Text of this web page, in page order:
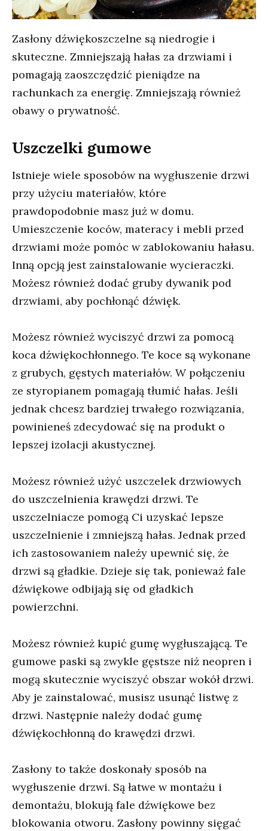
Zasłony dźwiękoszczelne są niedrogie i
skuteczne. Zmniejszają hałas za drzwiami i
pomagają zaoszczędzić pieniądze na
rachunkach za energię. Zmniejszają również
obawy o prywatność.
Uszczelki gumowe
Istnieje wiele sposobów na wygłuszenie drzwi
przy użyciu materiałów, które
prawdopodobnie masz już w domu.
Umieszczenie koców, materacy i mebli przed
drzwiami może pomóc w zablokowaniu hałasu.
Inną opcją jest zainstalowanie wycieraczki.
Możesz również dodać gruby dywanik pod
drzwiami, aby pochłonąć dźwięk.
Możesz również wyciszyć drzwi za pomocą
koca dźwiękochłonnego. Te koce są wykonane
z grubych, gęstych materiałów. W połączeniu
ze styropianem pomagają tłumić hałas. Jeśli
jednak chcesz bardziej trwałego rozwiązania,
powinieneś zdecydować się na produkt o
lepszej izolacji akustycznej.
Możesz również użyć uszczelek drzwiowych
do uszczelnienia krawędzi drzwi. Te
uszczelniacze pomogą Ci uzyskać lepsze
uszczelnienie i zmniejszą hałas. Jednak przed
ich zastosowaniem należy upewnić się, że
drzwi są gładkie. Dzieje się tak, ponieważ fale
dźwiękowe odbijają się od gładkich
powierzchni.
Możesz również kupić gumę wygłuszającą. Te
gumowe paski są zwykle gęstsze niż neopren i
mogą skutecznie wyciszyć obszar wokół drzwi.
Aby je zainstalować, musisz usunąć listwę z
drzwi. Następnie należy dodać gumę
dźwiękochłonną do krawędzi drzwi.
Zasłony to także doskonały sposób na
wygłuszenie drzwi. Są łatwe w montażu i
demontażu, blokują fale dźwiękowe bez
blokowania otworu. Zasłony powinny sięgać